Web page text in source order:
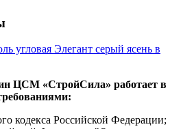
угловая Элегант серый ясень в
ЦСМ «СтройСила» работает в
кодекса Российской Федерации;